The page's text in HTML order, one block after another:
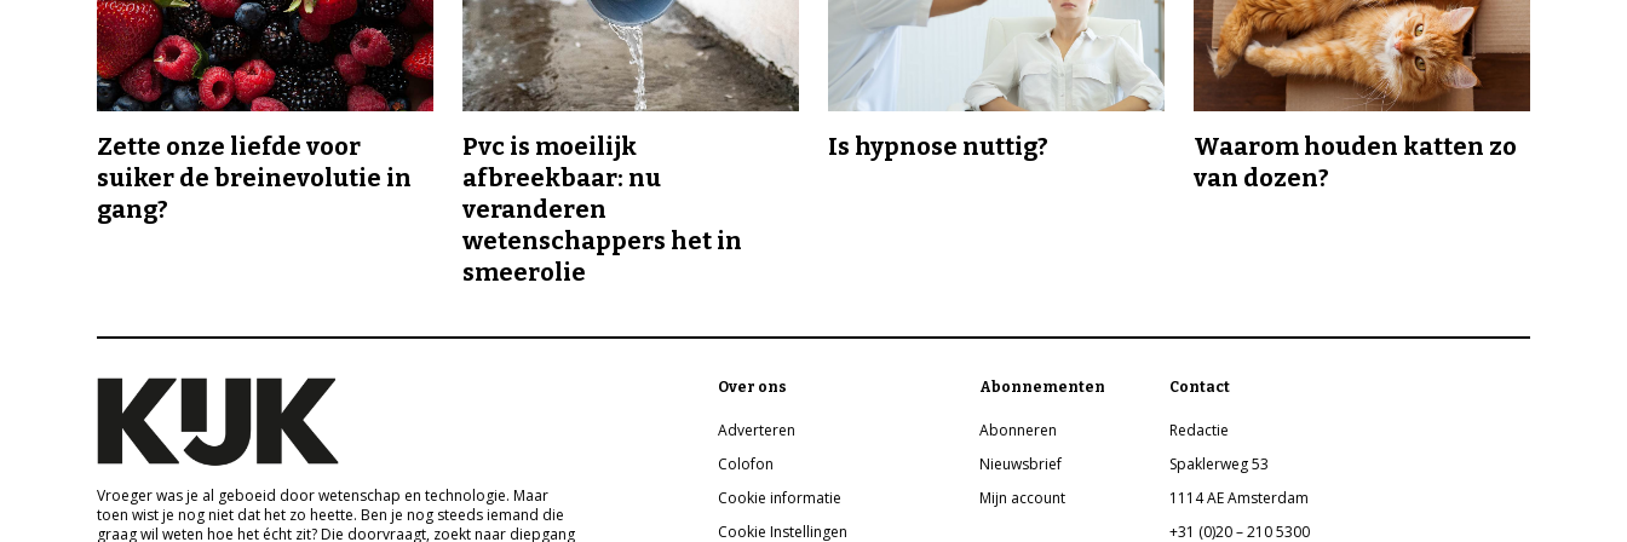
Zette onze liefde voor
suiker de breinevolutie in
gang?
Pvc is moeilijk
afbreekbaar: nu
veranderen
wetenschappers het in
smeerolie
Is hypnose nuttig?
Waarom houden katten zo
van dozen?
Vroeger was je al geboeid door wetenschap en technologie. Maar
toen wist je nog niet dat het zo heette. Ben je nog steeds iemand die
graag wil weten hoe het écht zit? Die doorvraagt, zoekt naar diepgang
Over ons
Adverteren
Colofon
Cookie informatie
Cookie Instellingen
Abonnementen
Abonneren
Nieuwsbrief
Mijn account
Contact
Redactie
Spaklerweg 53
1114 AE Amsterdam
+31 (0)20 – 210 5300